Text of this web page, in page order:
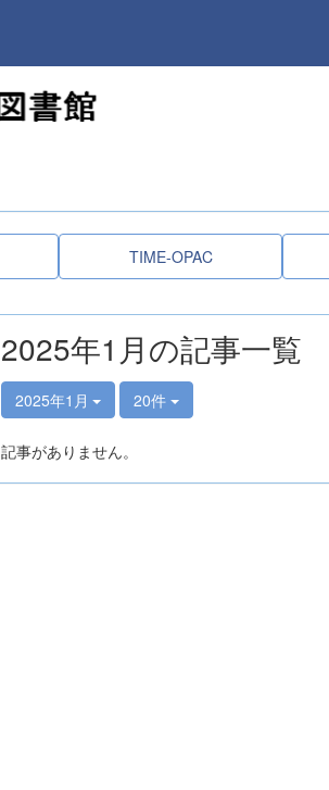
TIME-OPAC
2025年1月の記事一覧
2025年1月 20件
記事がありません。